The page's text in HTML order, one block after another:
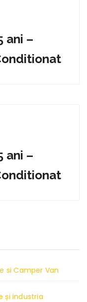
ani –
ani –
si Camper Van
și industria